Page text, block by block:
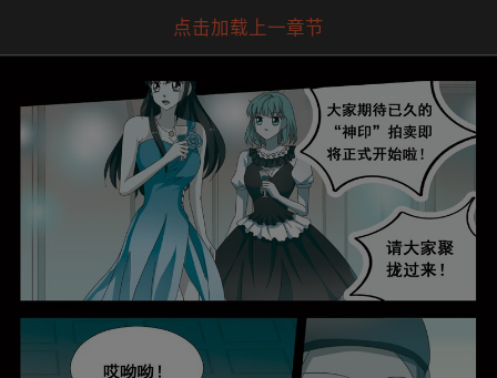
点击加载上一章节